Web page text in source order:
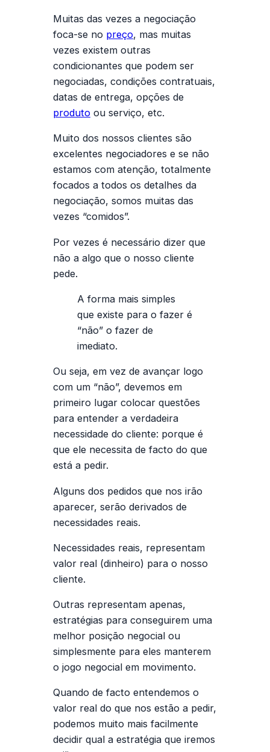
Muitas das vezes a negociação
foca-se no preço, mas muitas
vezes existem outras
condicionantes que podem ser
negociadas, condições contratuais,
datas de entrega, opções de
produto ou serviço, etc.
Muito dos nossos clientes são
excelentes negociadores e se não
estamos com atenção, totalmente
focados a todos os detalhes da
negociação, somos muitas das
vezes “comidos”.
Por vezes é necessário dizer que
não a algo que o nosso cliente
pede.
A forma mais simples
que existe para o fazer é
“não” o fazer de
imediato.
Ou seja, em vez de avançar logo
com um “não”, devemos em
primeiro lugar colocar questões
para entender a verdadeira
necessidade do cliente: porque é
que ele necessita de facto do que
está a pedir.
Alguns dos pedidos que nos irão
aparecer, serão derivados de
necessidades reais.
Necessidades reais, representam
valor real (dinheiro) para o nosso
cliente.
Outras representam apenas,
estratégias para conseguirem uma
melhor posição negocial ou
simplesmente para eles manterem
o jogo negocial em movimento.
Quando de facto entendemos o
valor real do que nos estão a pedir,
podemos muito mais facilmente
decidir qual a estratégia que iremos